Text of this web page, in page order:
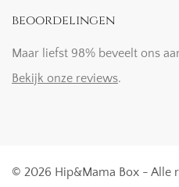
beoordelingen
Maar liefst 98% beveelt ons
Bekijk onze reviews.
© 2026 Hip&Mama Box - Alle